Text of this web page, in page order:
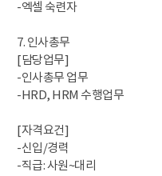
-엑셀 숙련자
7. 인사총무
[담당업무]
-인사총무 업무
-HRD, HRM 수행업무
[자격요건]
-신입/경력
-직급: 사원~대리